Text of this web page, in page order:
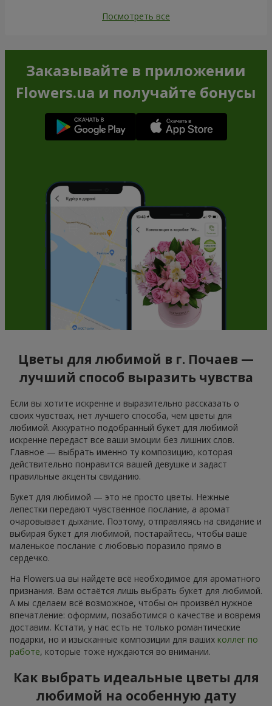
Посмотреть все
Заказывайте в приложении
Flowers.ua и получайте бонусы
Цветы для любимой в г. Почаев —
лучший способ выразить чувства
Если вы хотите искренне и выразительно рассказать о
своих чувствах, нет лучшего способа, чем цветы для
любимой. Аккуратно подобранный букет для любимой
искренне передаст все ваши эмоции без лишних слов.
Главное — выбрать именно ту композицию, которая
действительно понравится вашей девушке и задаст
правильные акценты свиданию.
Букет для любимой — это не просто цветы. Нежные
лепестки передают чувственное послание, а аромат
очаровывает дыхание. Поэтому, отправляясь на свидание и
выбирая букет для любимой, постарайтесь, чтобы ваше
маленькое послание с любовью поразило прямо в
сердечко.
На Flowers.ua вы найдете всё необходимое для ароматного
признания. Вам остаётся лишь выбрать букет для любимой.
А мы сделаем всё возможное, чтобы он произвёл нужное
впечатление: оформим, позаботимся о качестве и вовремя
доставим. Кстати, у нас есть не только романтические
подарки, но и изысканные композиции для ваших коллег по
работе, которые тоже нуждаются во внимании.
Как выбрать идеальные цветы для
любимой на особенную дату